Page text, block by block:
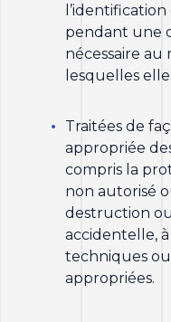
pendant une
nécessaire
lesquelles
Traitées de
appropriée
compris la
non autorisé
destruction
accidentelle, à
techniques
appropriées.